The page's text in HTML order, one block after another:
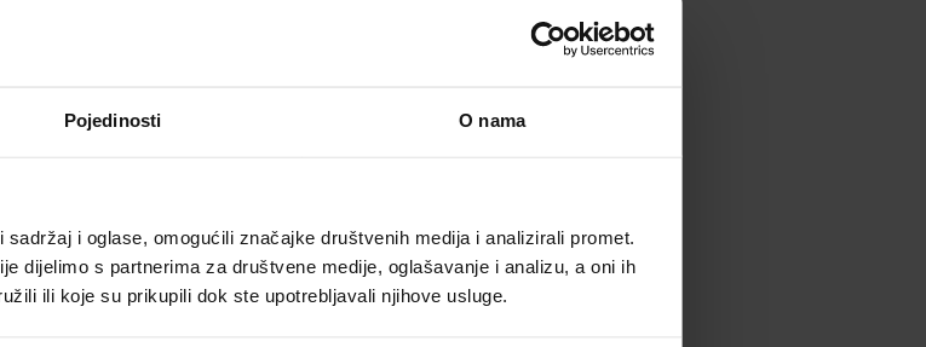
Pojedinosti O nama
i oglase, omogućili značajke društvenih medija i analizirali promet.
dijelimo s partnerima za društvene medije, oglašavanje i analizu, a oni ih
ili koje su prikupili dok ste upotrebljavali njihove usluge.
Zdravlje i ljepota
Biljni balzami
Homeopatski proizvodi
Tinkture
Omega masne kiseline